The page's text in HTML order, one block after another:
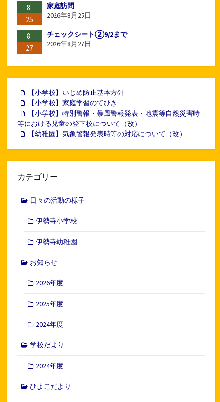
8
25
家庭訪問
2026年8月25日
8
27
チェックシート②9/2まで
2026年8月27日
【小学校】いじめ防止基本方針
【小学校】家庭学習のてびき
【小学校】特別警報・暴風警報発表・地震等自然災害時
等における児童の登下校について（改）
【幼稚園】気象警報発表時等の対応について（改）
カテゴリー
日々の活動の様子
伊勢寺小学校
伊勢寺幼稚園
お知らせ
2026年度
2025年度
2024年度
学校だより
2024年度
ひよこだより